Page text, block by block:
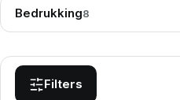
Bedrukking8
Filters